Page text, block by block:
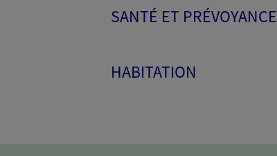
SANTÉ ET PRÉVOYANCE
HABITATION